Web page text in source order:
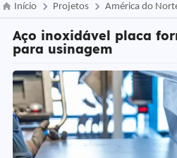
Início Projetos América do
Aço inoxidável placa
para usinagem